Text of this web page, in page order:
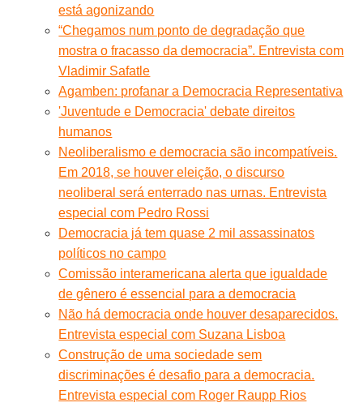
está agonizando
“Chegamos num ponto de degradação que
mostra o fracasso da democracia”. Entrevista com
Vladimir Safatle
Agamben: profanar a Democracia Representativa
'Juventude e Democracia' debate direitos
humanos
Neoliberalismo e democracia são incompatíveis.
Em 2018, se houver eleição, o discurso
neoliberal será enterrado nas urnas. Entrevista
especial com Pedro Rossi
Democracia já tem quase 2 mil assassinatos
políticos no campo
Comissão interamericana alerta que igualdade
de gênero é essencial para a democracia
Não há democracia onde houver desaparecidos.
Entrevista especial com Suzana Lisboa
Construção de uma sociedade sem
discriminações é desafio para a democracia.
Entrevista especial com Roger Raupp Rios